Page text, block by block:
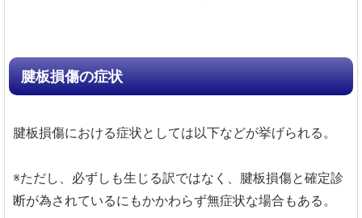
腱板損傷の症状
腱板損傷における症状としては以下などが挙げられる。
※ただし、必ずしも生じる訳ではなく、腱板損傷と確定診
断が為されているにもかかわらず無症状な場合もある。